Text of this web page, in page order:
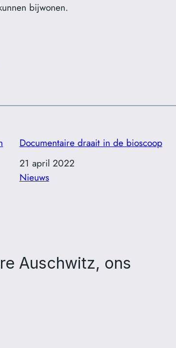
bijwonen.
Documentaire draait in de bioscoop
Datum
21 april 2022
In relatie tot
Nieuws
Auschwitz, ons